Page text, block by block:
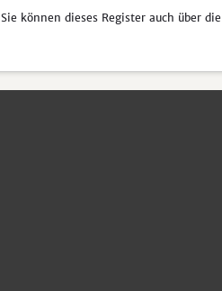
Sie können dieses Register auch über die